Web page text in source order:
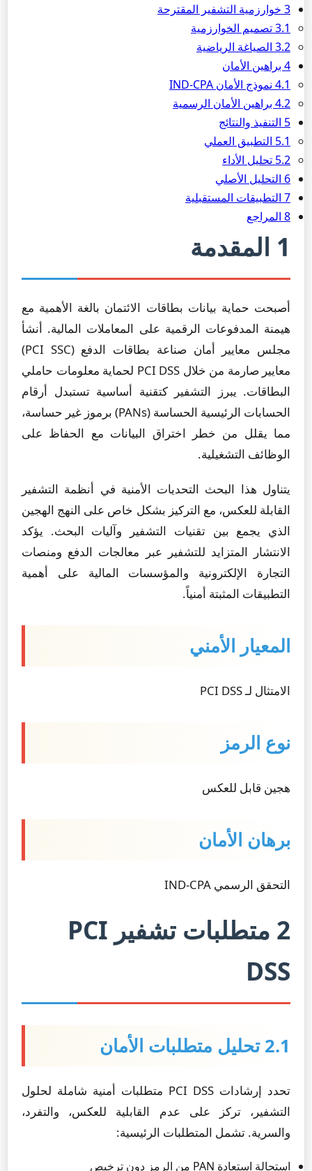
3 خوارزمية التشفير المقترحة
3.1 تصميم الخوارزمية
3.2 الصياغة الرياضية
4 براهين الأمان
4.1 نموذج الأمان IND-CPA
4.2 براهين الأمان الرسمية
5 التنفيذ والنتائج
5.1 التطبيق العملي
5.2 تحليل الأداء
6 التحليل الأصلي
7 التطبيقات المستقبلية
8 المراجع
1 المقدمة
أصبحت حماية بيانات بطاقات الائتمان بالغة الأهمية مع
هيمنة المدفوعات الرقمية على المعاملات المالية. أنشأ
مجلس معايير أمان صناعة بطاقات الدفع (PCI SSC)
معايير صارمة من خلال PCI DSS لحماية معلومات حاملي
البطاقات. يبرز التشفير كتقنية أساسية تستبدل أرقام
الحسابات الرئيسية الحساسة (PANs) برموز غير حساسة،
مما يقلل من خطر اختراق البيانات مع الحفاظ على
الوظائف التشغيلية.
يتناول هذا البحث التحديات الأمنية في أنظمة التشفير
القابلة للعكس، مع التركيز بشكل خاص على النهج الهجين
الذي يجمع بين تقنيات التشفير وآليات البحث. يؤكد
الانتشار المتزايد للتشفير عبر معالجات الدفع ومنصات
التجارة الإلكترونية والمؤسسات المالية على أهمية
التطبيقات المثبتة أمنياً.
المعيار الأمني
الامتثال لـ PCI DSS
نوع الرمز
هجين قابل للعكس
برهان الأمان
التحقق الرسمي IND-CPA
2 متطلبات تشفير PCI
DSS
2.1 تحليل متطلبات الأمان
تحدد إرشادات PCI DSS متطلبات أمنية شاملة لحلول
التشفير، تركز على عدم القابلية للعكس، والتفرد،
والسرية. تشمل المتطلبات الرئيسية:
استحالة استعادة PAN من الرمز دون ترخيص